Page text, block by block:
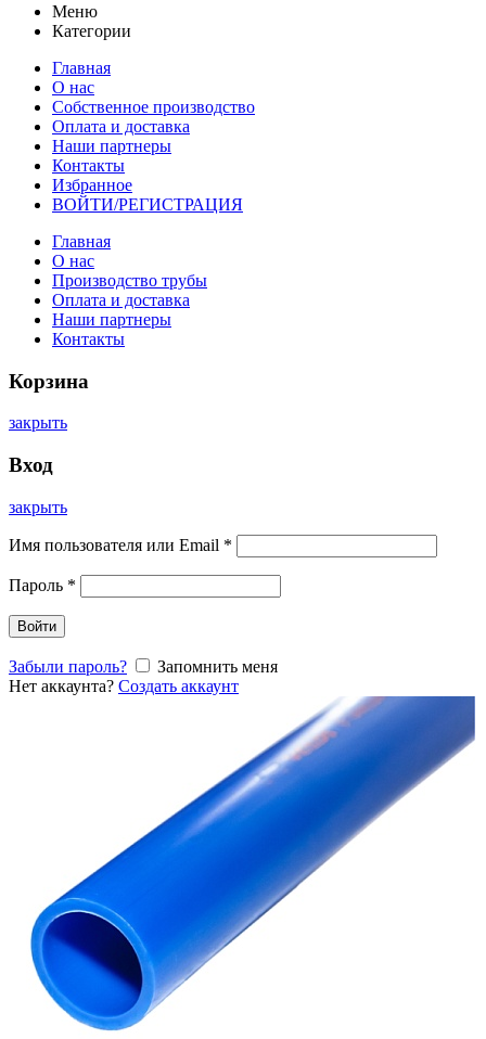
Меню
Категории
Главная
О нас
Собственное производство
Оплата и доставка
Наши партнеры
Контакты
Избранное
ВОЙТИ/РЕГИСТРАЦИЯ
Главная
О нас
Производство трубы
Оплата и доставка
Наши партнеры
Контакты
Корзина
закрыть
Вход
закрыть
Имя пользователя или Email *
Пароль *
Войти
Забыли пароль?
Запомнить меня
Нет аккаунта? Создать аккаунт